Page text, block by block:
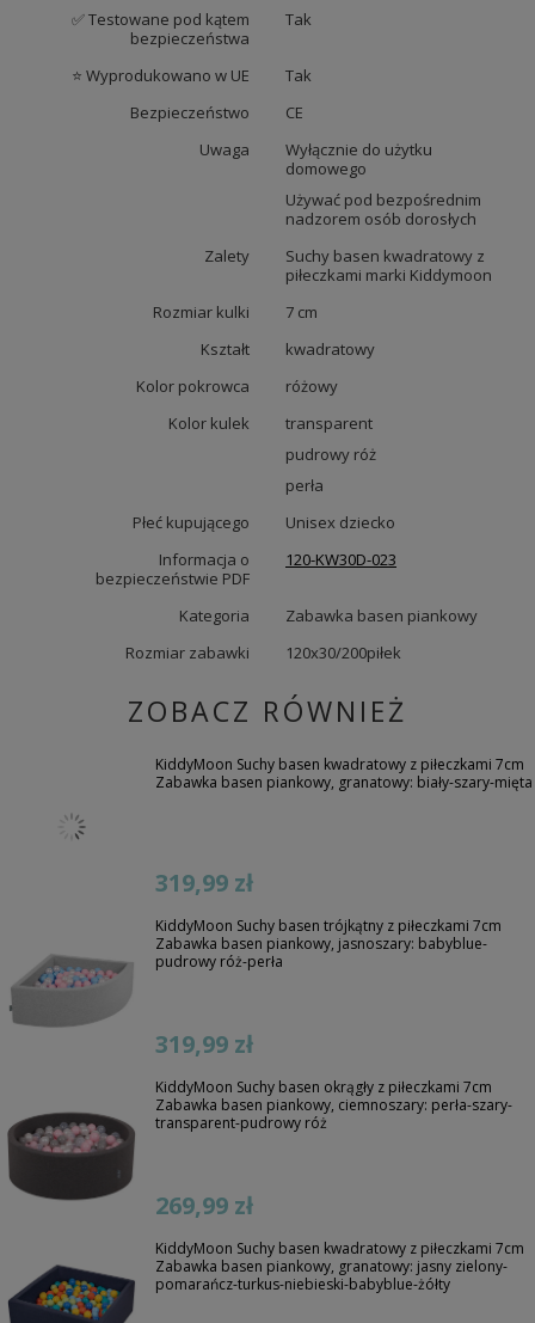
✅ Testowane pod kątem
bezpieczeństwa
Tak
⭐ Wyprodukowano w UE
Tak
Bezpieczeństwo
CE
Uwaga
Wyłącznie do użytku
domowego
Używać pod bezpośrednim
nadzorem osób dorosłych
Zalety
Suchy basen kwadratowy z
piłeczkami marki Kiddymoon
Rozmiar kulki
7 cm
Kształt
kwadratowy
Kolor pokrowca
różowy
Kolor kulek
transparent
pudrowy róż
perła
Płeć kupującego
Unisex dziecko
Informacja o
bezpieczeństwie PDF
120-KW30D-023
Kategoria
Zabawka basen piankowy
Rozmiar zabawki
120x30/200piłek
ZOBACZ RÓWNIEŻ
KiddyMoon Suchy basen kwadratowy z piłeczkami 7cm
Zabawka basen piankowy, granatowy: biały-szary-mięta
319,99 zł
KiddyMoon Suchy basen trójkątny z piłeczkami 7cm
Zabawka basen piankowy, jasnoszary: babyblue-
pudrowy róż-perła
319,99 zł
KiddyMoon Suchy basen okrągły z piłeczkami 7cm
Zabawka basen piankowy, ciemnoszary: perła-szary-
transparent-pudrowy róż
269,99 zł
KiddyMoon Suchy basen kwadratowy z piłeczkami 7cm
Zabawka basen piankowy, granatowy: jasny zielony-
pomarańcz-turkus-niebieski-babyblue-żółty